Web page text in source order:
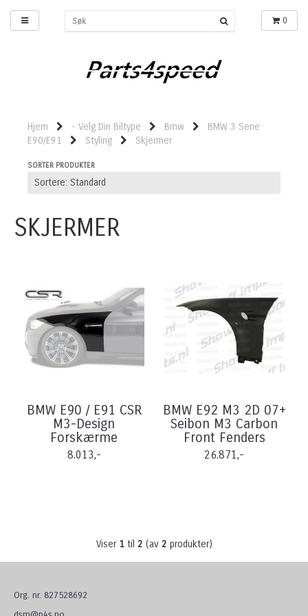
0
Hjem - Velg Din Biltype Bmw
BMW 3 Serie
E90/E91
Styling Skjermer
SORTER PRODUKTER
SKJERMER
BMW E90 / E91 CSR
M3-Design
Forskærme
8.013,-
BMW E92 M3 2D 07+
Seibon M3 Carbon
Front Fenders
26.871,-
Viser 1til 2 (av 2 produkter)
Org. nr. 827528692